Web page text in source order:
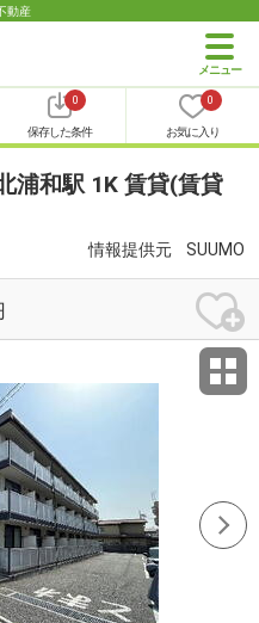
動産
0
保存した条件
0
お気に入り
浦和駅 1K 賃貸(賃貸
情報提供元 SUUMO